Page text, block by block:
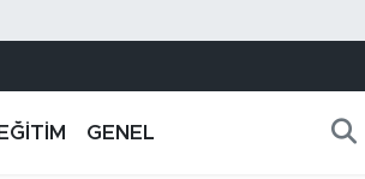
EĞİTİM GENEL